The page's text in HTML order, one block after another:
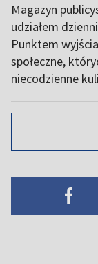
Magazyn
udziałem
Punktem
społeczne,
niecodzienne